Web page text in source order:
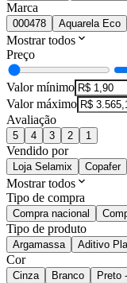
Marca
000478 Aquarela Eco
Mostrar todos
Preço
Valor mínimo
Valor máximo
Avaliação
5 4 3 2 1
Vendido por
Loja Selamix Copafer
Mostrar todos
Tipo de compra
Compra nacional
Tipo de produto
Argamassa Aditivo
Cor
Cinza Branco Preto